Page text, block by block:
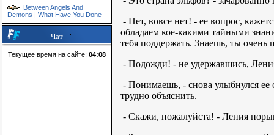
Between Angels And
Demons | What Have You Done
Чат
Текущее время на сайте: 04:08
- Нет, вовсе нет! - ее вопрос,
обладаем кое-какими тайными
тебя поддержать. Знаешь, ты очень
- Подожди! - не удержавшись, Ления
- Понимаешь, - снова улыбнулся
трудно объяснить.
- Скажи, пожалуйста! - Ления